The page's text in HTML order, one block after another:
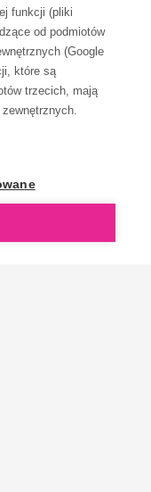
funkcji (pliki
od podmiotów
(Google
które są
trzecich, mają